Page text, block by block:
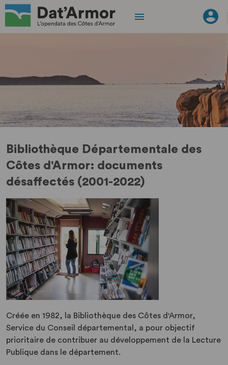
Bibliothèque Départementale des
Côtes d'Armor: documents
désaffectés (2001-2022)
Créée en 1982, la Bibliothèque des Côtes d'Armor,
Service du Conseil départemental, a pour objectif
prioritaire de contribuer au développement de la Lecture
Publique dans le département.